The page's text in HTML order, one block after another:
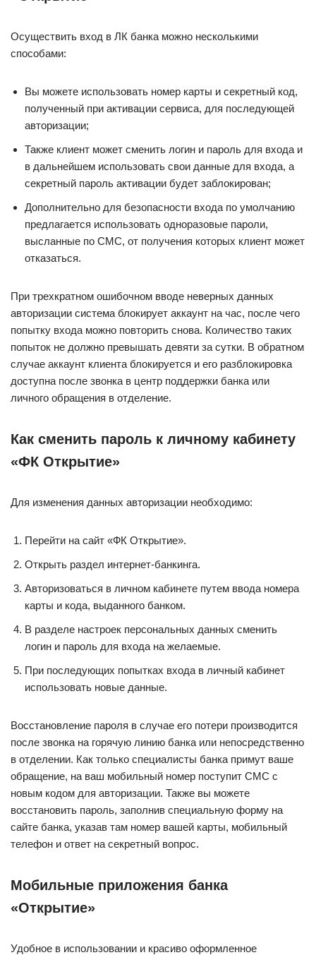
Осуществить вход в ЛК банка можно несколькими
способами:
Вы можете использовать номер карты и секретный код,
полученный при активации сервиса, для последующей
авторизации;
Также клиент может сменить логин и пароль для входа и
в дальнейшем использовать свои данные для входа, а
секретный пароль активации будет заблокирован;
Дополнительно для безопасности входа по умолчанию
предлагается использовать одноразовые пароли,
высланные по СМС, от получения которых клиент может
отказаться.
При трехкратном ошибочном вводе неверных данных
авторизации система блокирует аккаунт на час, после чего
попытку входа можно повторить снова. Количество таких
попыток не должно превышать девяти за сутки. В обратном
случае аккаунт клиента блокируется и его разблокировка
доступна после звонка в центр поддержки банка или
личного обращения в отделение.
Как сменить пароль к личному кабинету
«ФК Открытие»
Для изменения данных авторизации необходимо:
Перейти на сайт «ФК Открытие».
Открыть раздел интернет-банкинга.
Авторизоваться в личном кабинете путем ввода номера
карты и кода, выданного банком.
В разделе настроек персональных данных сменить
логин и пароль для входа на желаемые.
При последующих попытках входа в личный кабинет
использовать новые данные.
Восстановление пароля в случае его потери производится
после звонка на горячую линию банка или непосредственно
в отделении. Как только специалисты банка примут ваше
обращение, на ваш мобильный номер поступит СМС с
новым кодом для авторизации. Также вы можете
восстановить пароль, заполнив специальную форму на
сайте банка, указав там номер вашей карты, мобильный
телефон и ответ на секретный вопрос.
Мобильные приложения банка
«Открытие»
Удобное в использовании и красиво оформленное